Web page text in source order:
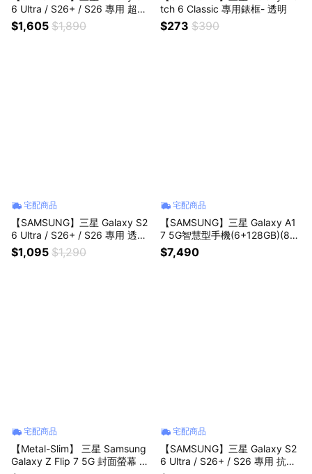
6 Ultra / S26+ / S26 專用 超薄
磁吸保護殼
$1,605 $1,890
tch 6 Classic 專用錶框- 透明
$273 $390
宅配商品
【SAMSUNG】三星 Galaxy S2
6 Ultra / S26+ / S26 專用 透明
磁吸保護殼
$1,095 $1,290
宅配商品
【SAMSUNG】三星 Galaxy A1
7 5G智慧型手機(6+128GB)(8+1
28GB)
$7,490
宅配商品
【Metal-Slim】 三星 Samsung
Galaxy Z Flip 7 5G 封面螢幕 裝
宅配商品
【SAMSUNG】三星 Galaxy S2
6 Ultra / S26+ / S26 專用 抗反